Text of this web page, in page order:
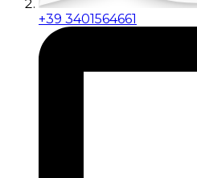
+39 3401564661